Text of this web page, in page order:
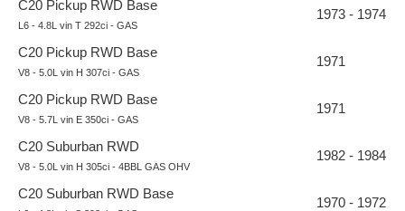
C20 Pickup RWD Base
L6 - 4.8L vin T 292ci - GAS
1973 - 1974
C20 Pickup RWD Base
V8 - 5.0L vin H 307ci - GAS
1971
C20 Pickup RWD Base
V8 - 5.7L vin E 350ci - GAS
1971
C20 Suburban RWD
V8 - 5.0L vin H 305ci - 4BBL GAS OHV
1982 - 1984
C20 Suburban RWD Base
1970 - 1972